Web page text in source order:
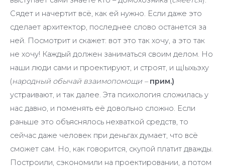
Сядет и начертит всё, как ей нужно. Если даже это
сделает архитектор, последнее слово останется за
ней. Посмотрит и скажет: вот это так хочу, а это так
не хочу! Каждый должен заниматься своим делом. Но
наши люди сами и проектируют, и строят, и щIыхьэху
(народный обычай взаимопомощи – прим.)
устраивают, и так далее. Эта психология сложилась у
нас давно, и поменять её довольно сложно. Если
раньше это объяснялось нехваткой средств, то
сейчас даже человек при деньгах думает, что всё
сможет сам. Но, как говорится, скупой платит дважды.
Построили, сэкономили на проектировании, а потом